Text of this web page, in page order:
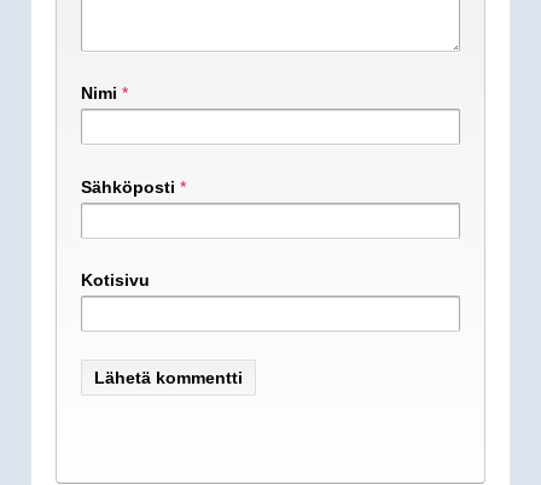
Nimi *
Sähköposti *
Kotisivu